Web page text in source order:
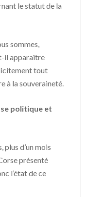
le statut de la
sommes,
il apparaître
tout
à la souveraineté.
politique et
plus d’un mois
présenté
l’état de ce